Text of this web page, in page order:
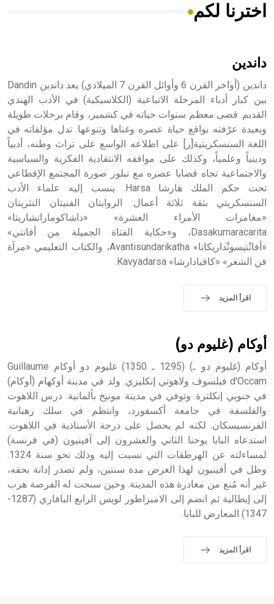
هل تعلم أن الأبسيد كلمة فرنسية اللفظ تم اعتمادها مصطلحاً
- هل تعلم أن أبجر Abgar اسم معروف جيداً يعود إلى عدد من
الملوك الذين حكموا مدينة إديسا (الرها) من أبجر الأول وحتى
التاسع، وهم ينتسبون إلى أسرة أوسروين
- هل تعلم أن الأبجدية الكنعانية تتألف من /22/ علامة كتابية
sign تكتب منفصلة غير متصلة، وتعتمد المبدأ الأكوروفوني،
حيث تقتصر القيمة الصوتية للعلامة الك
اخترنا لكم
داندين
داندين (أواخر القرن 6 وأوائل القرن 7 الميلادي) يعد داندين Dandin
بين كبار أدباء المرحلة الاتباعية (الكلاسيكية) في الأدب الهندي
القديم. قضى معظم سنوات حياته في كشمير، وقام برحلات طويلة
وبعيدة عرّفته بواقع حياة عصره وغناها وتنوعها. تدل مؤلفاته في
اللغة السنسكريتية[ر] على اطلاعه الواسع على تراث وطنه، أدبياً
ودينياً وعلمياً، وكذلك على مواقفه الانتقادية الفكرية والسياسية
والاجتماعية تجاه قضايا عصره مع تبلور صورة المجتمع الإقطاعي
تحت حكم الملك هارشا Harsa. ينسب إليه علماء الأدب
السنسكريتي بثقة ثلاثة أعمال: الروايتان الفنيتان النثريتان
«مغامرات الأمراء العشرة» «داشاكوماراتشاريتا»
Dasakumaracarita، و«حكاية الفتاة الجميلة من أفانتي»
«أفانْتيسونْداريكاتا» Avantisundarikatha، والكتاب التعليمي «مرآة
فن الشعر» «كافيادارشا» Kavyadarsa.
اقرأ المزيد
أوكام (غليوم دو)
أوكام (غليوم دو ـ) (1295 ـ 1350) غليوم دو أوكام Guillaume
d'Occam فيلسوف ولاهوتي إنكليزي. ولد في مدينة أوكهام (أوكام)
في جنوبي إنكلترة. وتوفي في مدينة مونيخ بألمانية. درس اللاهوت
والفلسفة في جامعة أكسفورد، وانتظم في سلك رهبانية
الفرنسيسكان. لكنه لم يحصل على درجة الأستاذية في اللاهوت.
استدعاه البابا يوحنا الثاني والعشرون إلى آفينيون (في فرنسة)
لمساءلته عن الهرطقات التي نسبت إليه وذلك نحو سنة 1324.
وظل في أفينيون لهذا الغرض مدة سنتين، ولم تصدر إدانة بحقه،
غير أنه مُنع من مغادرة هذه المدينة. وحين سنحت له الفرصة هرب
إلى إيطالية ثم انضم إلى الامبراطور لويس الرابع البافاري (1287-
1347) المعارض للبابا.
اقرأ المزيد